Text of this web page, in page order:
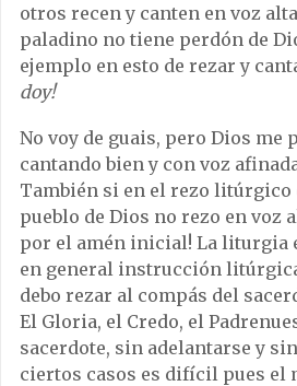
otros recen y canten en voz
paladino no tiene perdón de
ejemplo en esto de rezar y
doy!
No voy de guais, pero Dios me
cantando bien y con voz
También si en el rezo litúrgico
pueblo de Dios no rezo en voz
por el amén inicial! La liturgia
en general instrucción
debo rezar al compás del
El Gloria, el Credo, el
sacerdote, sin adelantarse y
ciertos casos es difícil pues el